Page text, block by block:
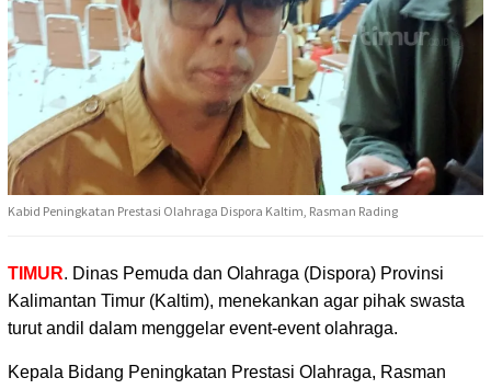
Kabid Peningkatan Prestasi Olahraga Dispora Kaltim, Rasman Rading
TIMUR. Dinas Pemuda dan Olahraga (Dispora) Provinsi
Kalimantan Timur (Kaltim), menekankan agar pihak swasta
turut andil dalam menggelar event-event olahraga.
Kepala Bidang Peningkatan Prestasi Olahraga, Rasman